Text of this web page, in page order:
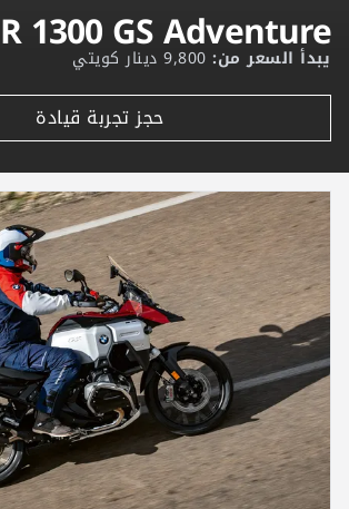
1300 GS Adventure
يبدأ السعر من:9,800 دينار كويتي
حجز تجربة قيادة